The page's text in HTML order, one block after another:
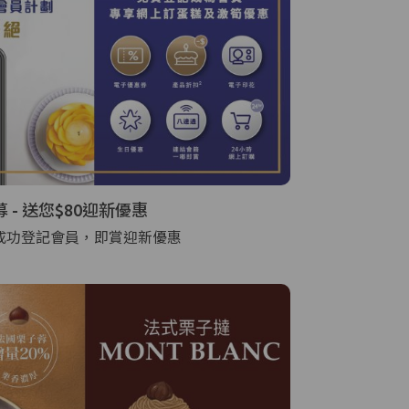
- 送您$80迎新優惠
登記會員，即賞迎新優惠